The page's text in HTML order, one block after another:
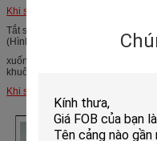
Khi sản xuất ALU ALU:
Tắt số 2 (hộp sưởi), thay bộ nạp
(Hình thành và
xuống khuôn mẫu, niêm phong
khuôn mẫu)
Khi sản xuất sản phẩm ALU PVC: